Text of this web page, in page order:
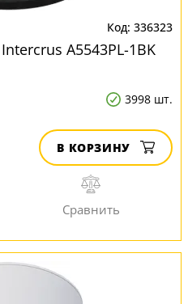
336323
A5543PL-1BK
3998 шт.
В КОРЗИНУ